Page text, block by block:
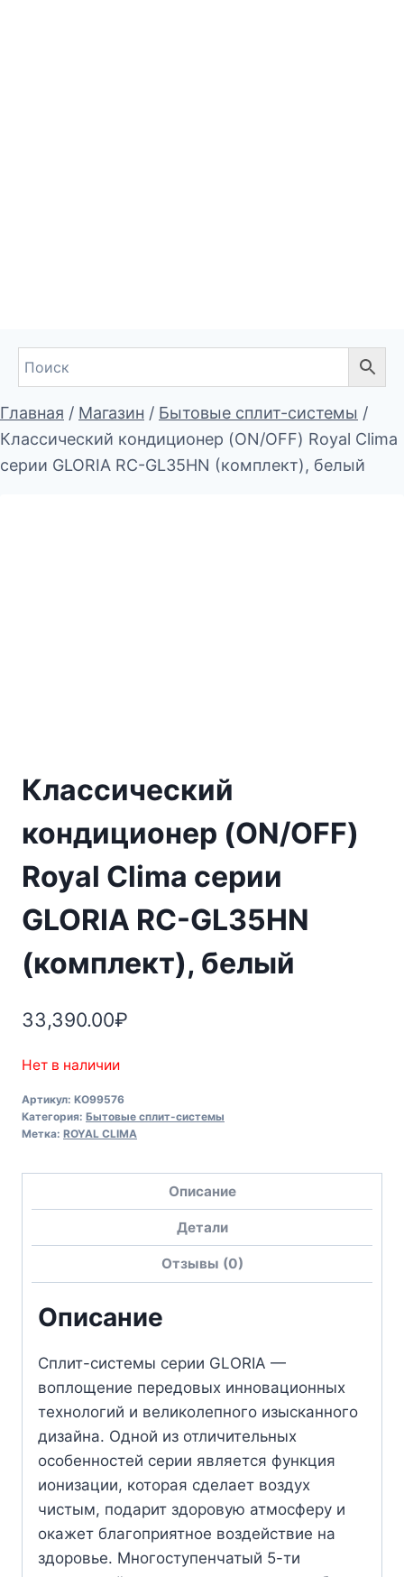
Главная / Магазин / Бытовые сплит-системы /
Классический кондиционер (ON/OFF) Royal Clima
серии GLORIA RC-GL35HN (комплект), белый
Классический
кондиционер (ON/OFF)
Royal Clima серии
GLORIA RC-GL35HN
(комплект), белый
33,390.00₽
Нет в наличии
Артикул: KO99576
Категория: Бытовые сплит-системы
Метка: ROYAL CLIMA
Описание
Детали
Отзывы (0)
Описание
Сплит-системы серии GLORIA —
воплощение передовых инновационных
технологий и великолепного изысканного
дизайна. Одной из отличительных
особенностей серии является функция
ионизации, которая сделает воздух
чистым, подарит здоровую атмосферу и
окажет благоприятное воздействие на
здоровье. Многоступенчатый 5-ти